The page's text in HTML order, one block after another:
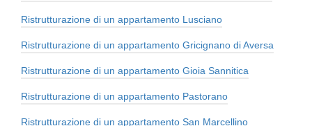
Ristrutturazione di un appartamento Lusciano
Ristrutturazione di un appartamento Gricignano di Aversa
Ristrutturazione di un appartamento Gioia Sannitica
Ristrutturazione di un appartamento Pastorano
Ristrutturazione di un appartamento San Marcellino